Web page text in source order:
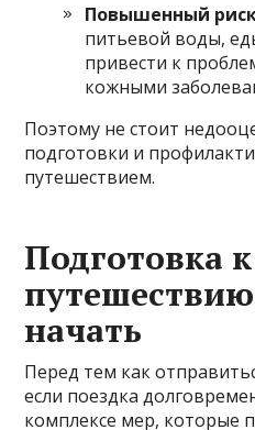
Повышенный
питьевой воды,
привести к
кожными
Поэтому не стоит
подготовки и
путешествием.
Подготовка к
начать
Перед тем как
если поездка
комплексе мер, которые